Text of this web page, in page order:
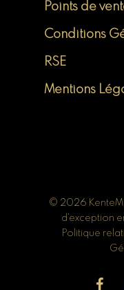
Points de
Conditions
RSE
Mentions
© 2026
d'exception
Politique